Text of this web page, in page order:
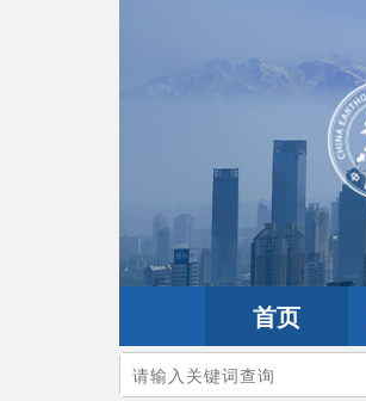
首页
您的当前位置：首页>地震频道